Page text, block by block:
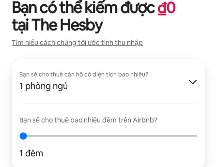
Bạn có thể kiếm được₫0
tạiThe Hesby
Tìm hiểu cách chúng tôi ước tính thu nhập
Bạn sẽ cho thuê căn hộ có diện tích bao nhiêu?
1 phòng ngủ
Bạn sẽ cho thuê bao nhiêu đêm trên Airbnb?
1 đêm